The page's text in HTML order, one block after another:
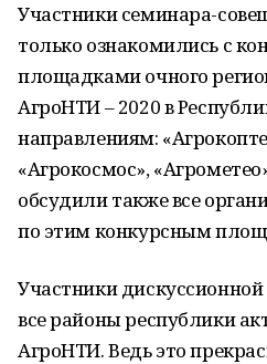
Участники семинара-
только ознакомились с
площадками очного
АгроНТИ – 2020 в
направлениям:
«Агрокосмос»,
обсудили также все
по этим конкурсным
Участники
все районы республики
АгроНТИ. Ведь это